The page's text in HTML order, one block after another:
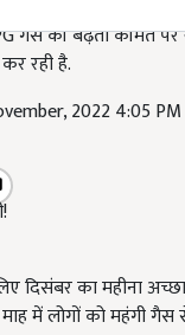
की बढ़ती कीमत पर
रही है.
2022 4:05
दिसंबर का महीना
में लोगों को महंगी